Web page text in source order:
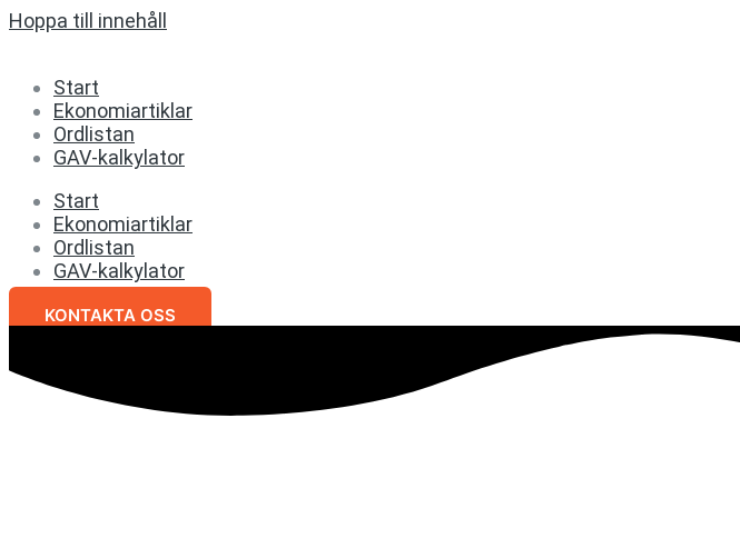
Hoppa till innehåll
Start
Ekonomiartiklar
Ordlistan
GAV-kalkylator
Start
Ekonomiartiklar
Ordlistan
GAV-kalkylator
KONTAKTA OSS